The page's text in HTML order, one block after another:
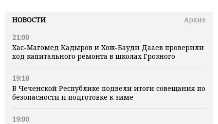
НОВОСТИ
Архив
21:00
Хас-Магомед Кадыров и Хож-Бауди Дааев проверили
ход капитального ремонта в школах Грозного
19:18
В Чеченской Республике подвели итоги совещания по
безопасности и подготовке к зиме
19:00